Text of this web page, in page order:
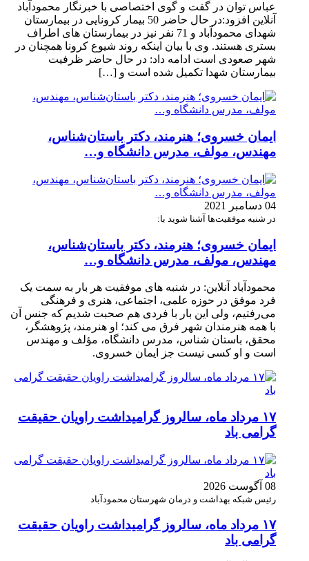
عباس توان در گفت و گوی اختصاصی با خبرنگار محمودآباد
آنلاین افزود:در حال حاضر 50 بیمار کرونایی در بیمارستان
شهدای محمودآباد و 71 نفر نیز در بیمارستان های اطراف
بستری هستند. وی با بیان اینکه روند شیوع کرونا همچنان در
شهر صعودی است ادامه داد: در حال حاضر ظرفیت
بیمارستان شهدا تکمیل شده است و […]
ایمان خسروی؛ هنرمند، دکتر باستان‌شناس،
مهندس، مولف، مدرس دانشگاه و…
04 دسامبر 2021
در شنبه موفقیت‌ها آشنا شوید با:
ایمان خسروی؛ هنرمند، دکتر باستان‌شناس،
مهندس، مولف، مدرس دانشگاه و…
محمودآباد آنلاین: در شنبه های موفقیت هر بار به سمت یک
فرد موفق در حوزه علمی، اجتماعی، هنری و فرهنگی
می‌رفتیم، ولی این بار با فردی هم صحبت شدیم که جنس آن
با همه هنرمندان شهر فرق می کند؛ او هنرمند، پژوهشگر،
محقق، باستان شناس، مدرس دانشگاه، مؤلف و مهندس
است و او کسی نیست جز ایمان خسروی.
۱۷ مرداد ماه، سالروز گرامیداشت راویان حقیقت
گرامی باد
08 آگوست 2026
رئیس شبکه بهداشت و درمان شهرستان محمودآباد
۱۷ مرداد ماه، سالروز گرامیداشت راویان حقیقت
گرامی باد